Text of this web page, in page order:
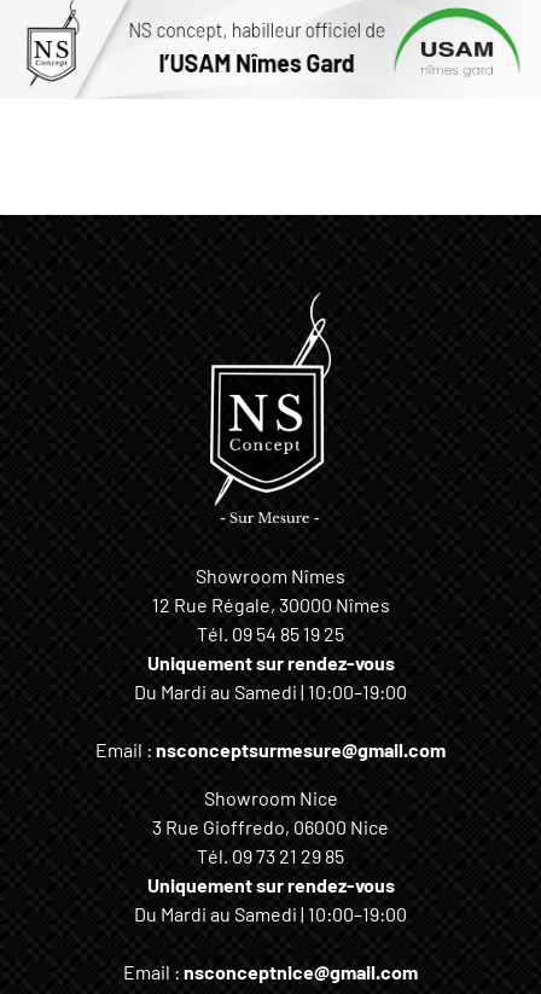
Showroom Nîmes
12 Rue Régale, 30000 Nîmes
Tél. 09 54 85 19 25
Uniquement sur rendez-vous
Du Mardi au Samedi | 10:00–19:00
Email : nsconceptsurmesure@gmail.com
Showroom Nice
3 Rue Gioffredo, 06000 Nice
Tél. 09 73 21 29 85
Uniquement sur rendez-vous
Du Mardi au Samedi | 10:00–19:00
Email : nsconceptnice@gmail.com